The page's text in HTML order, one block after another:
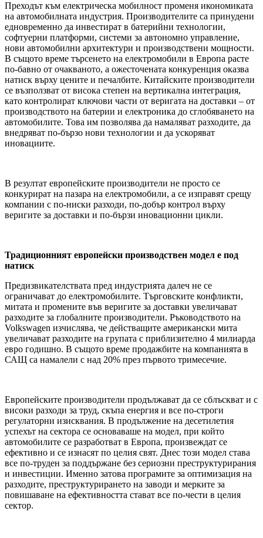
Преходът към електрическа мобилност променя икономиката
на автомобилната индустрия. Производителите са принудени
едновременно да инвестират в батерийни технологии,
софтуерни платформи, системи за автономно управление,
нови автомобилни архитектури и производствени мощности.
В същото време търсенето на електромобили в Европа расте
по-бавно от очакваното, а ожесточената конкуренция оказва
натиск върху цените и печалбите. Китайските производители
се възползват от висока степен на вертикална интеграция,
като контролират ключови части от веригата на доставки – от
производството на батерии и електроника до сглобяването на
автомобилите. Това им позволява да намаляват разходите, да
внедряват по-бързо нови технологии и да ускоряват
иновациите.
В резултат европейските производители не просто се
конкурират на пазара на електромобили, а се изправят срещу
компании с по-ниски разходи, по-добър контрол върху
веригите за доставки и по-бързи иновационни цикли.
Традиционният европейски производствен модел е под
натиск
Предизвикателствата пред индустрията далеч не се
ограничават до електромобилите. Търговските конфликти,
митата и промените във веригите за доставки увеличават
разходите за глобалните производители. Ръководството на
Volkswagen изчислява, че действащите американски мита
увеличават разходите на групата с приблизително 4 милиарда
евро годишно. В същото време продажбите на компанията в
САЩ са намалели с над 20% през първото тримесечие.
Европейските производители продължават да се сблъскват и с
високи разходи за труд, скъпа енергия и все по-строги
регулаторни изисквания. В продължение на десетилетия
успехът на сектора се основаваше на модел, при който
автомобилите се разработват в Европа, произвеждат се
ефективно и се изнасят по целия свят. Днес този модел става
все по-труден за поддържане без сериозни преструктурирания
и инвестиции. Именно затова програмите за оптимизация на
разходите, преструктурирането на заводи и мерките за
повишаване на ефективността стават все по-чести в целия
сектор.